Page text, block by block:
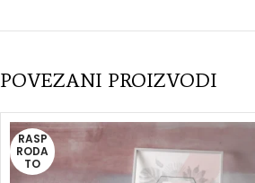
POVEZANI PROIZVODI
RASP
RODA
TO